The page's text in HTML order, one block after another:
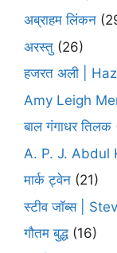
अब्राहम लिंकन
अरस्तु (26)
हजरत अली |
Amy Leigh
बाल गंगाधर तिलक
A. P. J. Abdul
मार्क ट्वेन (21)
स्टीव जॉब्स |
गौतम बुद्ध (16)